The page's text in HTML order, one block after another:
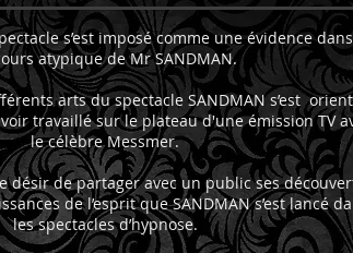
s’est imposé comme une évidence
atypique de Mr SANDMAN.
arts du spectacle SANDMAN s’est
travaillé sur le plateau d'une émission TV
le célèbre Messmer.
désir de partager avec un public ses
de l’esprit que SANDMAN s’est lancé
les spectacles d’hypnose.